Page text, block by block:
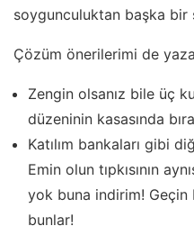
soygunculuktan başka bir
Çözüm önerilerimi de
Zengin olsanız bile üç
düzeninin kasasında
Katılım bankaları gibi
Emin olun tıpkısının
yok buna indirim!
bunlar!